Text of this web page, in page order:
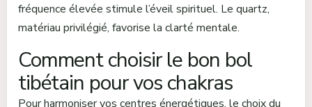
fréquence élevée stimule l’éveil spirituel. Le quartz,
matériau privilégié, favorise la clarté mentale.
Comment choisir le bon bol
tibétain pour vos chakras
Pour harmoniser vos centres énergétiques, le choix du